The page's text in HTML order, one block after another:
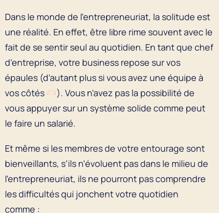
Dans le monde de l’entrepreneuriat, la solitude est
une réalité. En effet, être libre rime souvent avec le
fait de se sentir seul au quotidien. En tant que chef
d’entreprise, votre business repose sur vos
épaules (d’autant plus si vous avez une équipe à
vos côtés
). Vous n’avez pas la possibilité de
vous appuyer sur un système solide comme peut
le faire un salarié.
Et même si les membres de votre entourage sont
bienveillants, s’ils n’évoluent pas dans le milieu de
l’entrepreneuriat, ils ne pourront pas comprendre
les difficultés qui jonchent votre quotidien
comme :